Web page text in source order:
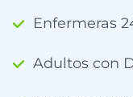
Enfermeras
Adultos con